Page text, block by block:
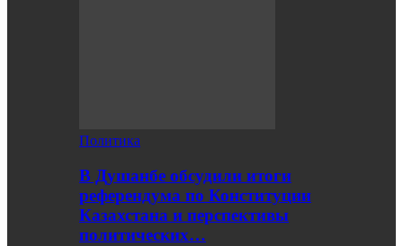
Политика
В Душанбе обсудили итоги
референдума по Конституции
Казахстана и перспективы
политических…